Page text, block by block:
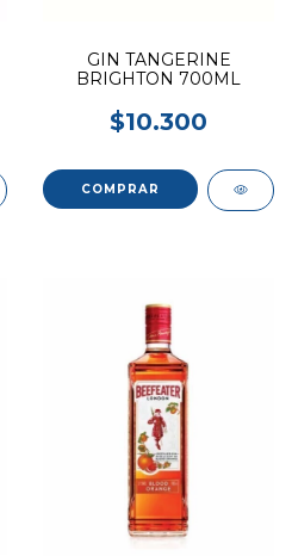
GIN TANGERINE
BRIGHTON 700ML
$10.300